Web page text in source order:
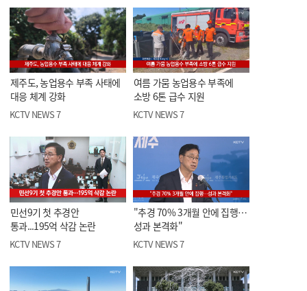
제주도, 농업용수 부족 사태에
대응 체계 강화
KCTV NEWS 7
여름 가뭄 농업용수 부족에
소방 6톤 급수 지원
KCTV NEWS 7
민선9기 첫 추경안
통과...195억 삭감 논란
KCTV NEWS 7
"추경 70% 3개월 안에 집행…
성과 본격화"
KCTV NEWS 7